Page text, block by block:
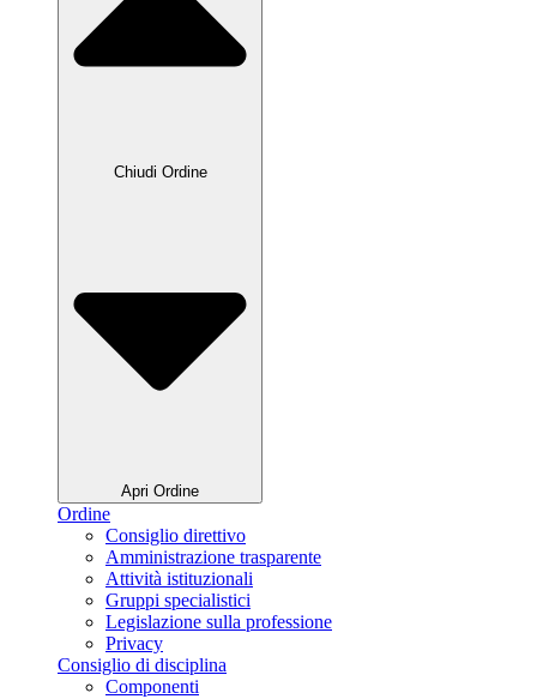
Chiudi Ordine
Apri Ordine
Ordine
Consiglio direttivo
Amministrazione trasparente
Attività istituzionali
Gruppi specialistici
Legislazione sulla professione
Privacy
Consiglio di disciplina
Componenti